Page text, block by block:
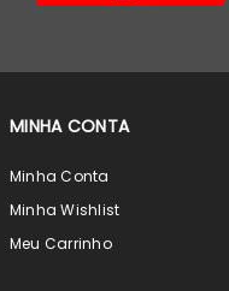
MINHA CONTA
Minha Conta
Minha Wishlist
Meu Carrinho